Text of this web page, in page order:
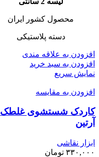
محصول کشور ایران
دسته پلاستیکی
افزودن به علاقه مندی
افزودن به سبد خرید
نمایش سریع
افزودن به مقایسه
کاردک شستشوی غلطک
آرتین
ابزار نقاشی
۳۳۰,۰۰۰ تومان